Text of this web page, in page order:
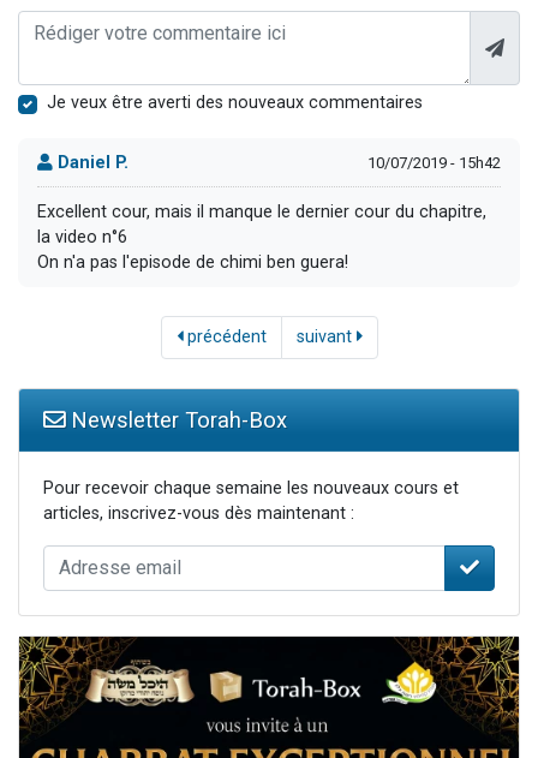
Je veux être averti des nouveaux commentaires
Daniel P. 10/07/2019 - 15h42
Excellent cour, mais il manque le dernier cour du chapitre,
la video n°6
On n'a pas l'episode de chimi ben guera!
précédent suivant
Newsletter Torah-Box
Pour recevoir chaque semaine les nouveaux cours et
articles, inscrivez-vous dès maintenant :